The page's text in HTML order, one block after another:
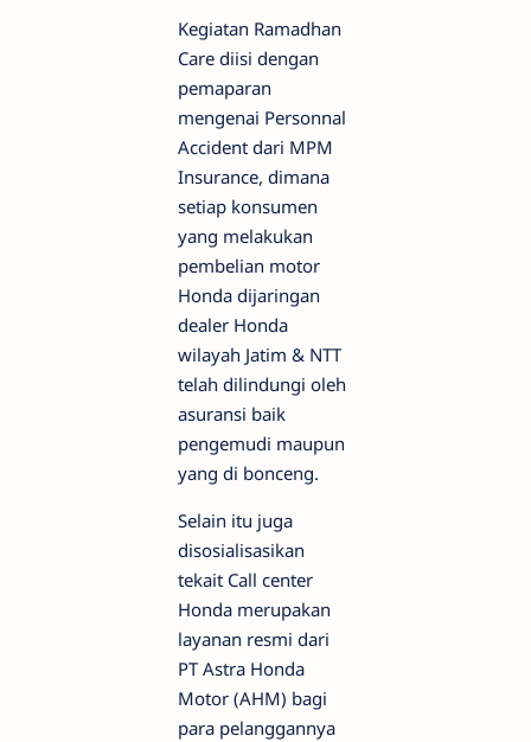
Kegiatan Ramadhan
Care diisi dengan
pemaparan
mengenai Personnal
Accident dari MPM
Insurance, dimana
setiap konsumen
yang melakukan
pembelian motor
Honda dijaringan
dealer Honda
wilayah Jatim & NTT
telah dilindungi oleh
asuransi baik
pengemudi maupun
yang di bonceng.
Selain itu juga
disosialisasikan
tekait Call center
Honda merupakan
layanan resmi dari
PT Astra Honda
Motor (AHM) bagi
para pelanggannya